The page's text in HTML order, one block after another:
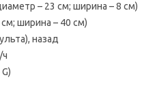
– 23 см; ширина – 8 см)
ширина – 40 см)
назад